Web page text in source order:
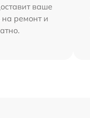
ваше
на ремонт и